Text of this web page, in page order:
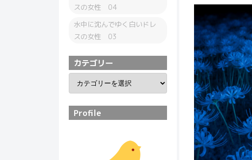
スの女性 04
水中に沈んでゆく白いドレ
スの女性 03
カテゴリー
Profile